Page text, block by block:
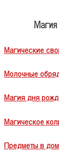
Магические
Молочные
Магия дня
Магическое
Предметы в